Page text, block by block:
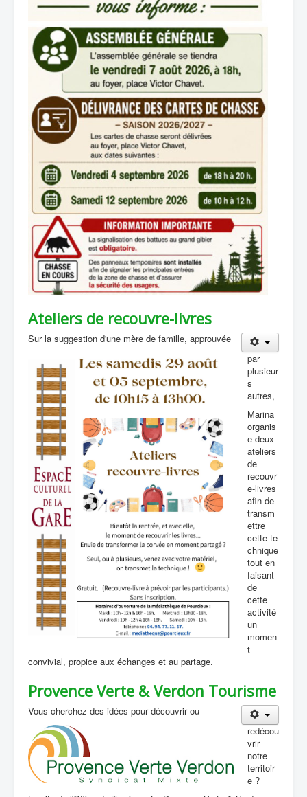
Ateliers de recouvre-livres
Sur la suggestion d'une mère de famille, approuvée
par
plusieur
s
autres,
Marina
organis
e deux
ateliers
de
recouvr
e-livres
afin de
transm
ettre
cette te
chnique
tout en
faisant
de
cette
activité
un
momen
t
convivial, propice aux échanges et au partage.
Provence Verte & Verdon Tourisme
Vous cherchez des idées pour découvrir ou
redécou
vrir
notre
territoir
e ?